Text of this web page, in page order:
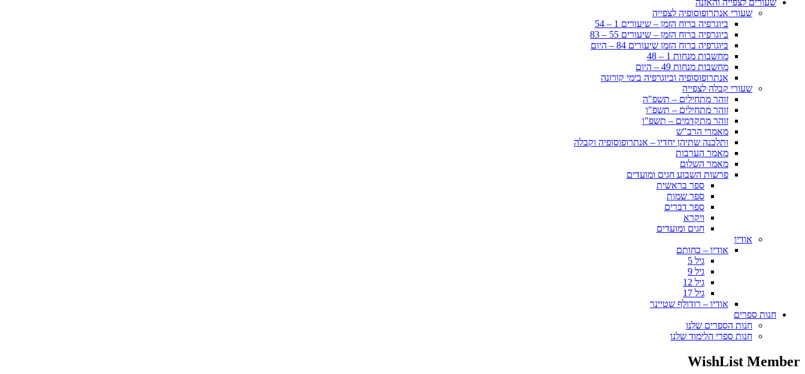
שעורים לצפייה והאזנה
שעורי אנתרופוסופיה לצפייה
ביוגרפיה ברוח הזמן – שיעורים 1 – 54
ביוגרפיה ברוח הזמן – שיעורים 55 – 83
ביוגרפיה ברוח הזמן שיעורים 84 – היום
מחשבות מנחות 1 – 48
מחשבות מנחות 49 – היום
אנתרופוסופיה וביוגרפיה בימי קורונה
שעורי קבלה לצפייה
זוהר מתחילים – תשפ"ה
זוהר מתחילים – תשפ"ו
זוהר מתקדמים – תשפ"ו
מאמרי הרב"ש
ותלכנה שתיהן יחדיו – אנתרופוסופיה וקבלה
מאמר הערבות
מאמר השלום
פרשות השבוע חגים ומועדים
ספר בראשית
ספר שמות
ספר דברים
ויקרא
חגים ומועדים
אודיו
אודיו – כחותם
גיל 5
גיל 9
גיל 12
גיל 17
אודיו – רודולף שטיינר
חנות ספרים
חנות הספרים שלנו
חנות ספרי הלימוד שלנו
WishList Member